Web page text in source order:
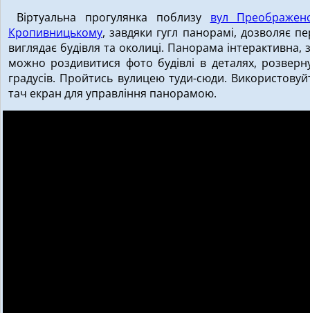
Віртуальна прогулянка поблизу вул
Кропивницькому, завдяки гугл панорамі, дозволяє
виглядає будівля та околиці. Панорама інтерактивна,
можно роздивитися фото будівлі в деталях,
градусів. Пройтись вулицею туди-сюди.
тач екран для управління панорамою.